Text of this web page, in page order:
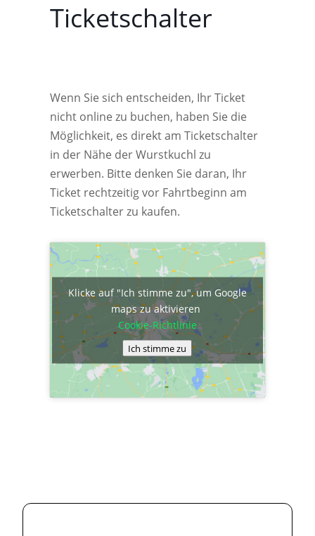
Ticketschalter
Wenn Sie sich entscheiden, Ihr Ticket
nicht online zu buchen, haben Sie die
Möglichkeit, es direkt am Ticketschalter
in der Nähe der Wurstkuchl zu
erwerben. Bitte denken Sie daran, Ihr
Ticket rechtzeitig vor Fahrtbeginn am
Ticketschalter zu kaufen.
Klicke auf "Ich stimme zu", um Google
maps zu aktivieren
Cookie-Richtlinie
Ich stimme zu